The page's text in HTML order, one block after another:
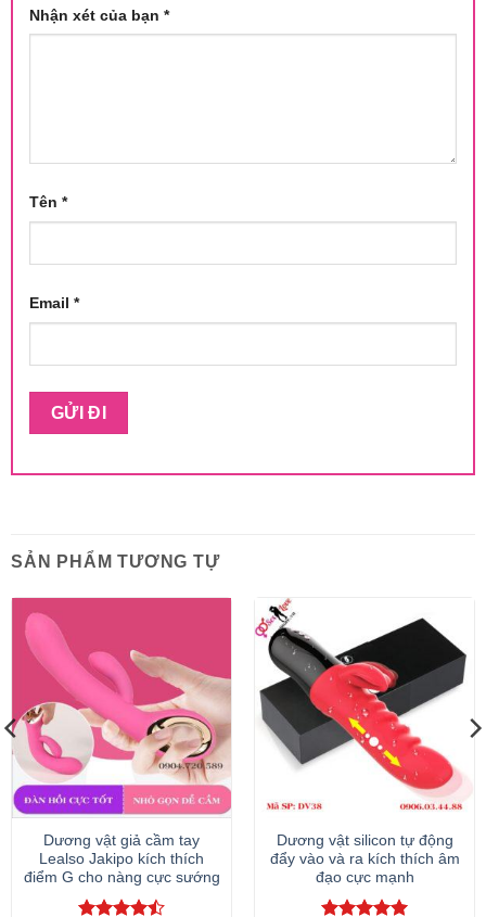
Nhận xét của bạn *
Tên *
Email *
SẢN PHẨM TƯƠNG TỰ
Dương vật giả cầm tay
Lealso Jakipo kích thích
điểm G cho nàng cực sướng
Dương vật silicon tự động
đẩy vào và ra kích thích âm
đạo cực mạnh